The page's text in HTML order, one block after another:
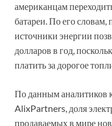
американцам
батареи. По его словам,
источники энергии
долларов в год,
платить за дорогое
По данным аналитиков
AlixPartners, доля
продаваемых в мире